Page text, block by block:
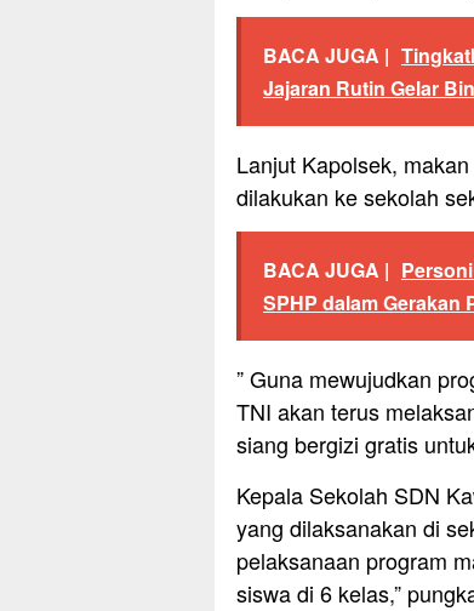
BACA JUGA |
Jajaran Rutin Gelar
Lanjut Kapolsek,
dilakukan ke sekolah
BACA JUGA |
SPHP dalam Gerakan
” Guna mewujudkan
TNI akan terus
siang bergizi gratis
Kepala Sekolah SDN
yang dilaksanakan di
pelaksanaan program
siswa di 6 kelas,”